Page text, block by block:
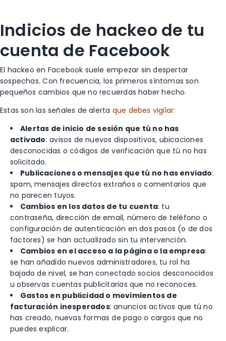
Indicios de hackeo de tu
cuenta de Facebook
El hackeo en Facebook suele empezar sin despertar
sospechas. Con frecuencia, los primeros síntomas son
pequeños cambios que no recuerdas haber hecho.
Estas son las señales de alerta que debes vigilar:
Alertas de inicio de sesión que tú no has
activado: avisos de nuevos dispositivos, ubicaciones
desconocidas o códigos de verificación que tú no has
solicitado.
Publicaciones o mensajes que tú no has enviado:
spam, mensajes directos extraños o comentarios que
no parecen tuyos.
Cambios en los datos de tu cuenta: tu
contraseña, dirección de email, número de teléfono o
configuración de autenticación en dos pasos (o de dos
factores) se han actualizado sin tu intervención.
Cambios en el acceso a la página o la empresa:
se han añadido nuevos administradores, tu rol ha
bajado de nivel, se han conectado socios desconocidos
u observas cuentas publicitarias que no reconoces.
Gastos en publicidad o movimientos de
facturación inesperados: anuncios activos que tú no
has creado, nuevas formas de pago o cargos que no
puedes explicar.